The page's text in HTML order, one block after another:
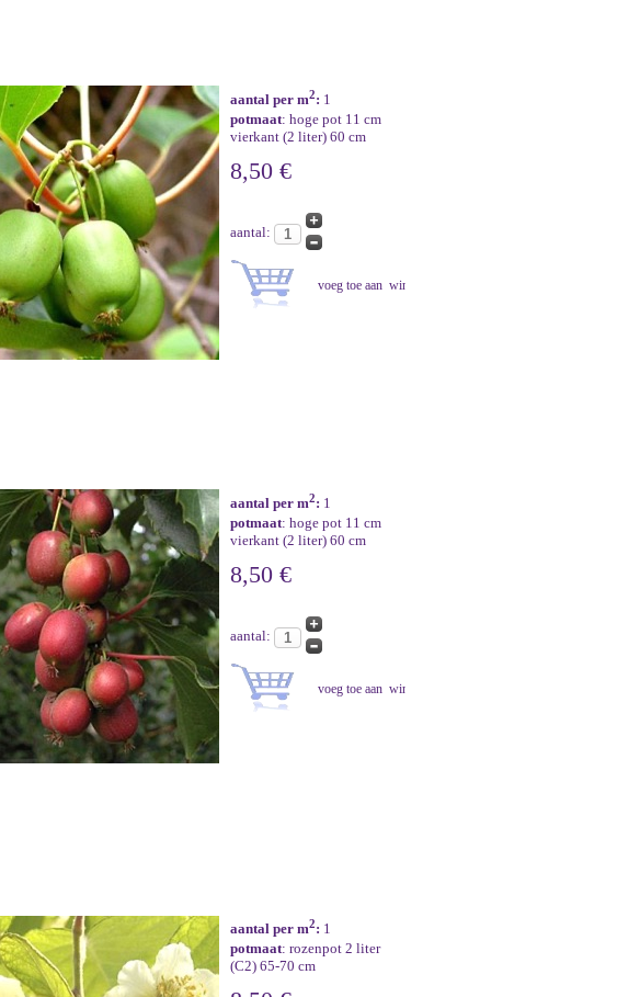
aantal per m2: 1
potmaat: hoge pot 11 cm
vierkant (2 liter) 60 cm
8,50 €
aantal:
aantal per m2: 1
potmaat: hoge pot 11 cm
vierkant (2 liter) 60 cm
8,50 €
aantal:
aantal per m2: 1
potmaat: rozenpot 2 liter
(C2) 65-70 cm